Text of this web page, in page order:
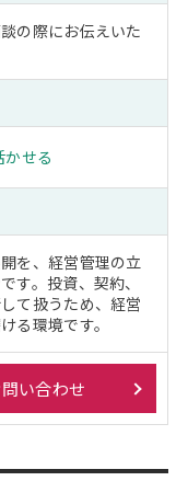
の際にお伝えいた
せる
を、経営管理の立
す。投資、契約、
て扱うため、経営
る環境です。
い合わせ